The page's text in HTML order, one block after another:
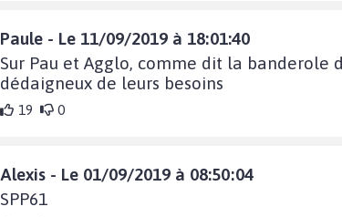
Paule - Le 11/09/2019 à 18:01:40
Sur Pau et Agglo, comme dit la banderole
dédaigneux de leurs besoins
19 0
Alexis - Le 01/09/2019 à 08:50:04
SPP61